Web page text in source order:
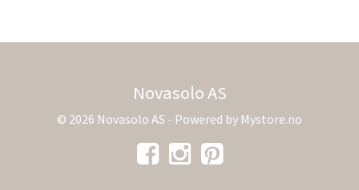
Novasolo AS
© 2026 Novasolo AS - Powered by Mystore.no